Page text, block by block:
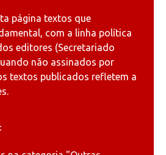
página textos que
com a linha política
editores (Secretariado
não assinados por
textos publicados refletem a